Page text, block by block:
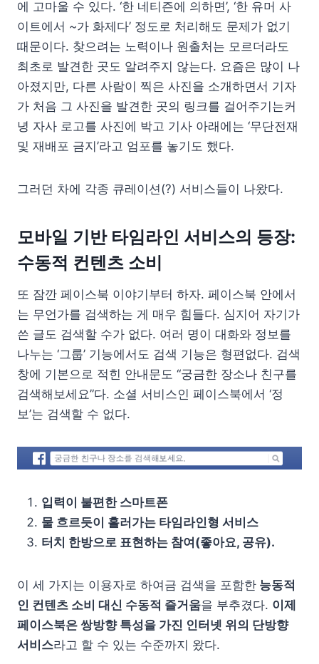
에 고마울 수 있다. ‘한 네티즌에 의하면’, ‘한 유머 사
이트에서 ~가 화제다’ 정도로 처리해도 문제가 없기
때문이다. 찾으려는 노력이나 원출처는 모르더라도
최초로 발견한 곳도 알려주지 않는다. 요즘은 많이 나
아졌지만, 다른 사람이 찍은 사진을 소개하면서 기자
가 처음 그 사진을 발견한 곳의 링크를 걸어주기는커
녕 자사 로고를 사진에 박고 기사 아래에는 ‘무단전재
및 재배포 금지’라고 엄포를 놓기도 했다.
그러던 차에 각종 큐레이션(?) 서비스들이 나왔다.
모바일 기반 타임라인 서비스의 등장:
수동적 컨텐츠 소비
또 잠깐 페이스북 이야기부터 하자. 페이스북 안에서
는 무언가를 검색하는 게 매우 힘들다. 심지어 자기가
쓴 글도 검색할 수가 없다. 여러 명이 대화와 정보를
나누는 ‘그룹’ 기능에서도 검색 기능은 형편없다. 검색
창에 기본으로 적힌 안내문도 “궁금한 장소나 친구를
검색해보세요”다. 소셜 서비스인 페이스북에서 ‘정
보’는 검색할 수 없다.
입력이 불편한 스마트폰
물 흐르듯이 흘러가는 타임라인형 서비스
터치 한방으로 표현하는 참여(좋아요, 공유).
이 세 가지는 이용자로 하여금 검색을 포함한 능동적
인 컨텐츠 소비 대신 수동적 즐거움을 부추겼다. 이제
페이스북은 쌍방향 특성을 가진 인터넷 위의 단방향
서비스라고 할 수 있는 수준까지 왔다.